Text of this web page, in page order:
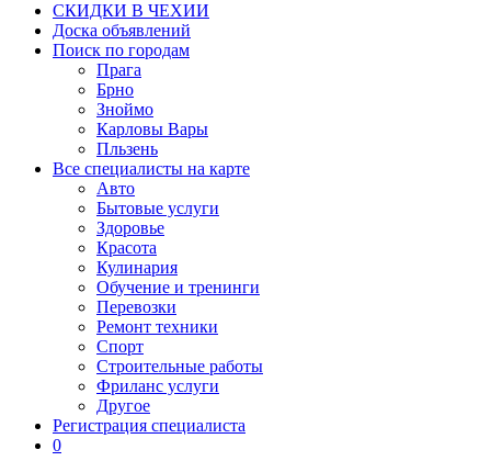
СКИДКИ В ЧЕХИИ
Доска объявлений
Поиск по городам
Прага
Брно
Зноймо
Карловы Вары
Пльзень
Все специалисты на карте
Авто
Бытовые услуги
Здоровье
Красота
Кулинария
Обучение и тренинги
Перевозки
Ремонт техники
Спорт
Строительные работы
Фриланс услуги
Другое
Регистрация специалиста
0